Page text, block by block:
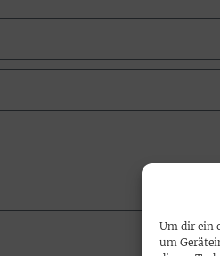
Um dir ein
um